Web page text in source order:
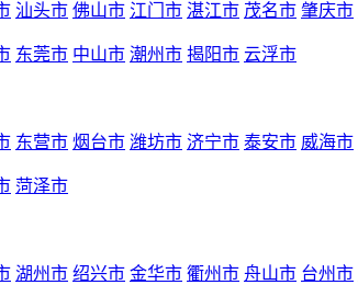
汕头市 佛山市 江门市 湛江市 茂名市 肇庆市
东莞市 中山市 潮州市 揭阳市 云浮市
东营市 烟台市 潍坊市 济宁市 泰安市 威海市
菏泽市
湖州市 绍兴市 金华市 衢州市 舟山市 台州市